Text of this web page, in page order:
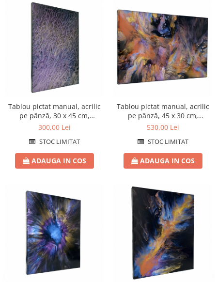
Tablou pictat manual, acrilic
pe pânză, 30 x 45 cm,
iridescent
300,00 Lei
STOC LIMITAT
ADAUGA IN COS
Tablou pictat manual, acrilic
pe pânză, 45 x 30 cm,
iridescent, finisat cu rășină
530,00 Lei
STOC LIMITAT
ADAUGA IN COS